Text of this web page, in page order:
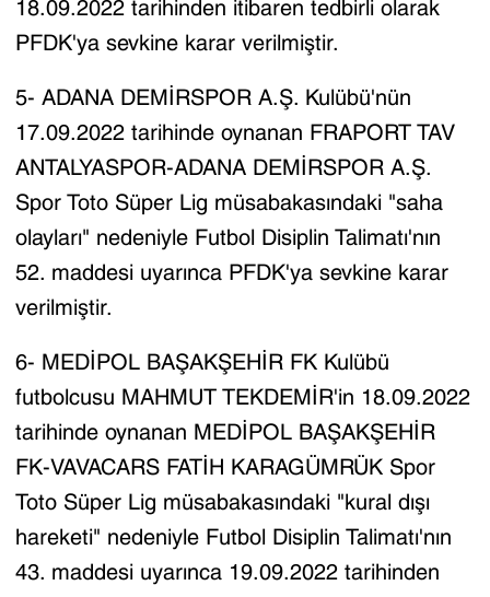
18.09.2022 tarihinden itibaren tedbirli olarak
PFDK'ya sevkine karar verilmiştir.
5- ADANA DEMİRSPOR A.Ş. Kulübü'nün
17.09.2022 tarihinde oynanan FRAPORT TAV
ANTALYASPOR-ADANA DEMİRSPOR A.Ş.
Spor Toto Süper Lig müsabakasındaki "saha
olayları" nedeniyle Futbol Disiplin Talimatı'nın
52. maddesi uyarınca PFDK'ya sevkine karar
verilmiştir.
6- MEDİPOL BAŞAKŞEHİR FK Kulübü
futbolcusu MAHMUT TEKDEMİR'in 18.09.2022
tarihinde oynanan MEDİPOL BAŞAKŞEHİR
FK-VAVACARS FATİH KARAGÜMRÜK Spor
Toto Süper Lig müsabakasındaki "kural dışı
hareketi" nedeniyle Futbol Disiplin Talimatı'nın
43. maddesi uyarınca 19.09.2022 tarihinden